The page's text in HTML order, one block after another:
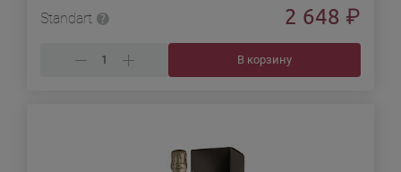
Standart 2 648 ₽
В корзину